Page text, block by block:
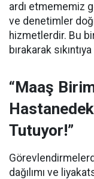
ardı etmememiz
ve denetimler
hizmetlerdir. Bu
bırakarak
“Maaş
Tutuyor!”
dağılımı ve